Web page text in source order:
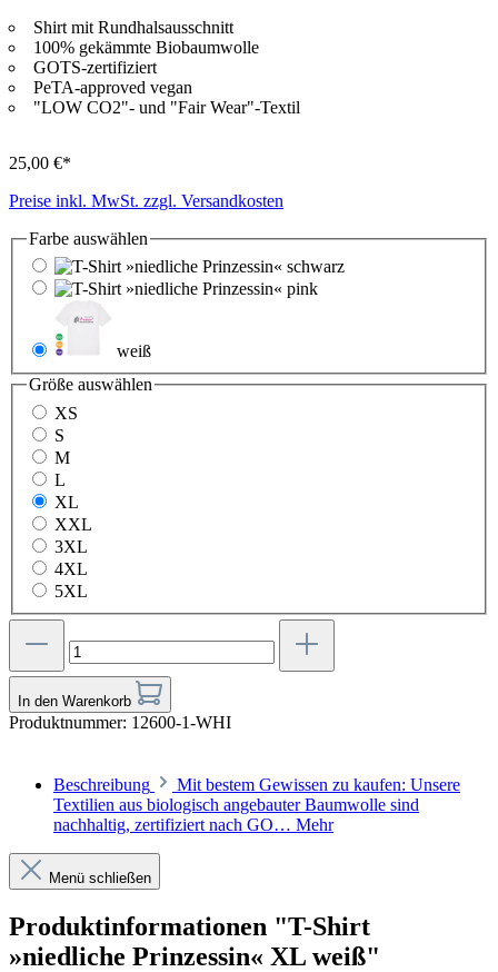
Shirt mit Rundhalsausschnitt
100% gekämmte Biobaumwolle
GOTS-zertifiziert
PeTA-approved vegan
"LOW CO2"- und "Fair Wear"-Textil
25,00 €*
Preise inkl. MwSt. zzgl. Versandkosten
Farbe auswählen
schwarz
pink
weiß
Größe auswählen
XS
S
M
L
XL
XXL
3XL
4XL
5XL
In den Warenkorb
Produktnummer: 12600-1-WHI
Beschreibung
Mit bestem Gewissen zu kaufen: Unsere
Textilien aus biologisch angebauter Baumwolle sind
nachhaltig, zertifiziert nach GO… Mehr
Menü schließen
Produktinformationen "T-Shirt
»niedliche Prinzessin« XL weiß"